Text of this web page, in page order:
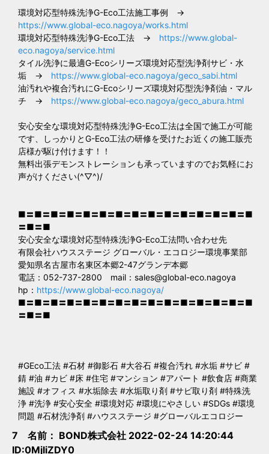
環境対応型特殊洗浄G-Eco工法施工事例 →
https://www.global-eco.nagoya/works.html
環境対応型特殊洗浄G-Eco工法 → https://www.global-
eco.nagoya/service.html
タイル洗浄に最適G-Ecoシリーズ環境対応型洗浄剤サビ・水
垢 → https://www.global-eco.nagoya/geco_sabi.html
油汚れや複合汚れにG-Ecoシリーズ環境対応型洗浄剤油・マル
チ → https://www.global-eco.nagoya/geco_abura.html
安心安全な環境対応型特殊洗浄G-Eco工法は全国で施工が可能
です、しっかりとG-Eco工法の研修を受けたお近くの施工販売
店様が駆け付けます！！
無料出張デモンストレーションも承っていますのでお気軽にお
声がけください(^▽^)/
■〓■〓■〓■〓■〓■〓■〓■〓■〓■〓■〓■〓■〓■〓■
〓■〓■
安心安全な環境対応型特殊洗浄G-Eco工法問い合わせ先
有限会社ハウスステージ グローバル・エコロジー環境事業部
愛知県名古屋市名東区本郷2-47グランデ本郷
電話：052-737-2800 mail： sales@global-eco.nagoya
hp： https://www.global-eco.nagoya/
■〓■〓■〓■〓■〓■〓■〓■〓■〓■〓■〓■〓■〓■〓■
〓■〓■
#GEco工法 #石材 #御影石 #大谷石 #複合汚れ #水垢 #サビ #
錆 #油 #カビ #床 #住宅 #マンション #アパート #飲食店 #商業
施設 #オフィス #水垢除去 #水垢取り剤 #サビ取り剤 #特殊洗
浄 #洗浄 #安心安全 #環境対応 #環境にやさしい #SDGs #環境
問題 #石材洗浄剤 #ハウスステージ #グローバルエコロジー
7 名前： BOND株式会社 2022-02-24 14:20:44
ID:0MjliZDY0